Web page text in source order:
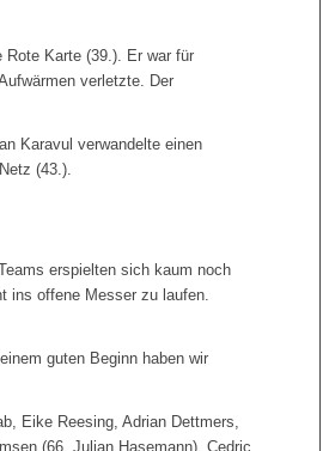
Rote Karte (39.). Er war für
verletzte. Der
Karavul verwandelte einen
(43.).
erspielten sich kaum noch
ins offene Messer zu laufen.
guten Beginn haben wir
Eike Reesing, Adrian Dettmers,
(66. Julian Hasemann), Cedric